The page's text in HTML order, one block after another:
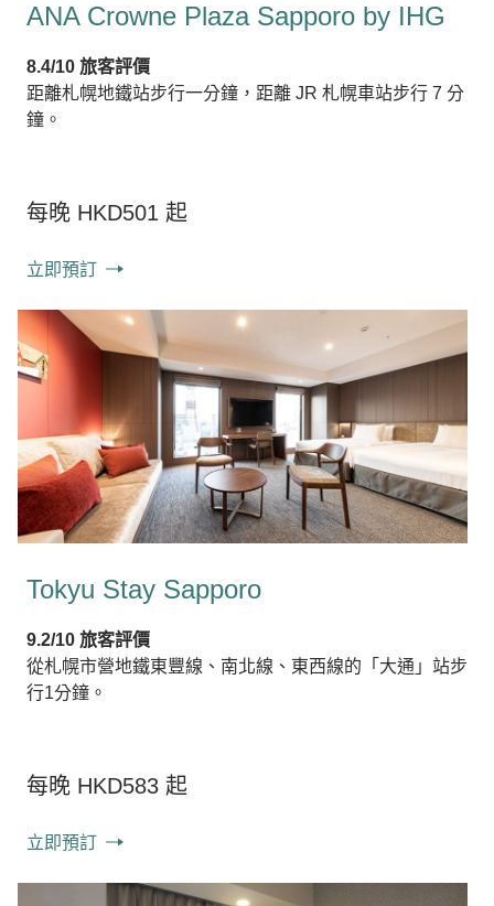
ANA Crowne Plaza Sapporo by IHG
8.4/10 旅客評價
距離札幌地鐵站步行一分鐘，距離 JR 札幌車站步行 7 分
鐘。
每晚 HKD501 起
立即預訂
Tokyu Stay Sapporo
9.2/10 旅客評價
從札幌市營地鐵東豐線、南北線、東西線的「大通」站步
行1分鐘。
每晚 HKD583 起
立即預訂